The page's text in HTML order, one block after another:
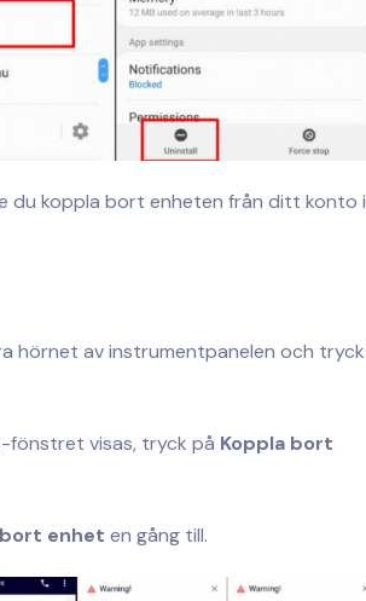
du koppla bort enheten från ditt konto i
hörnet av instrumentpanelen och tryck
fönstret visas, tryck på Koppla bort
enhet en gång till.